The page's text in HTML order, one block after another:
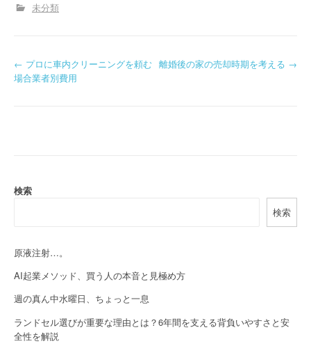
未分類
P
a
i
g
a
t
← プロに車内クリーニングを頼む
場合業者別費用
離婚後の家の売却時期を考える →
検索
検索
原液注射…。
AI起業メソッド、買う人の本音と見極め方
週の真ん中水曜日、ちょっと一息
ランドセル選びが重要な理由とは？6年間を支える背負いやすさと安
全性を解説